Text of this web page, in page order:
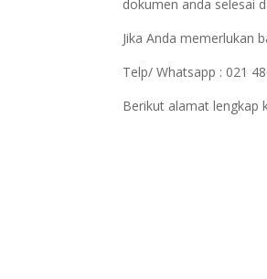
dokumen anda selesai
Jika Anda memerlukan
Telp/ Whatsapp : 021
Berikut alamat lengkap